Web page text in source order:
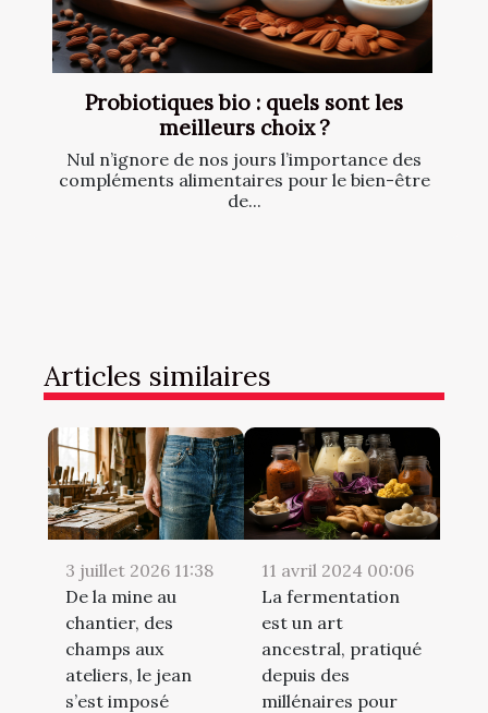
Probiotiques bio : quels sont les
meilleurs choix ?
Nul n’ignore de nos jours l’importance des
compléments alimentaires pour le bien-être
de...
Articles similaires
3 juillet 2026 11:38
De la mine au
chantier, des
champs aux
ateliers, le jean
s’est imposé
11 avril 2024 00:06
La fermentation
est un art
ancestral, pratiqué
depuis des
millénaires pour